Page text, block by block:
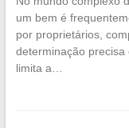
um bem é
por proprietários,
determinação
limita a…